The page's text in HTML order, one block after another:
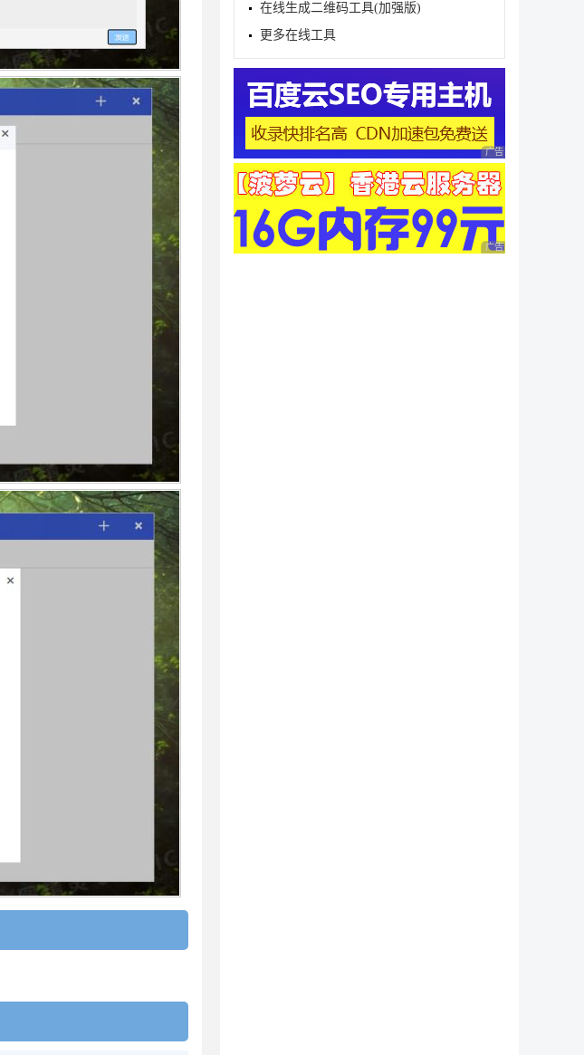
在线生成二维码工具(加强版)
更多在线工具
广告 商业广告，理性
广告 商业广告，理性